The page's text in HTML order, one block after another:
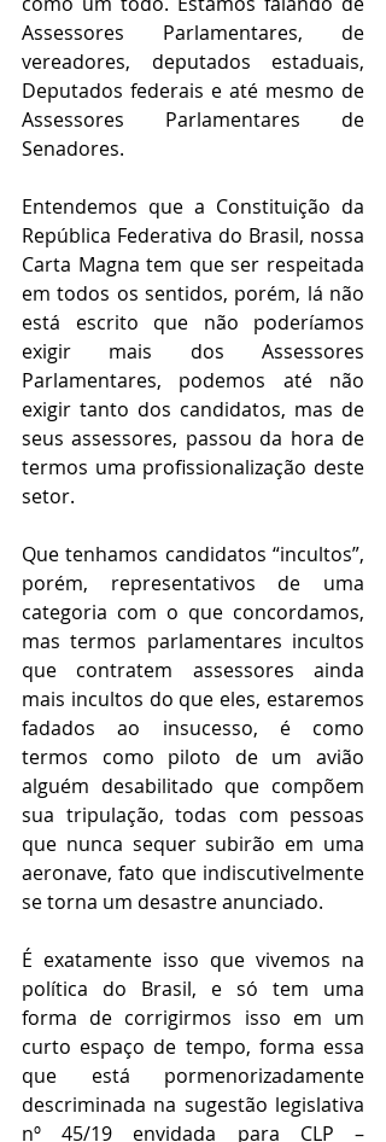
Assessores Parlamentares, de
vereadores, deputados estaduais,
Deputados federais e até mesmo de
Assessores Parlamentares de
Senadores.
Entendemos que a Constituição da
República Federativa do Brasil, nossa
Carta Magna tem que ser respeitada
em todos os sentidos, porém, lá não
está escrito que não poderíamos
exigir mais dos Assessores
Parlamentares, podemos até não
exigir tanto dos candidatos, mas de
seus assessores, passou da hora de
termos uma profissionalização deste
setor.
Que tenhamos candidatos “incultos”,
porém, representativos de uma
categoria com o que concordamos,
mas termos parlamentares incultos
que contratem assessores ainda
mais incultos do que eles, estaremos
fadados ao insucesso, é como
termos como piloto de um avião
alguém desabilitado que compõem
sua tripulação, todas com pessoas
que nunca sequer subirão em uma
aeronave, fato que indiscutivelmente
se torna um desastre anunciado.
É exatamente isso que vivemos na
política do Brasil, e só tem uma
forma de corrigirmos isso em um
curto espaço de tempo, forma essa
que está pormenorizadamente
descriminada na sugestão legislativa
nº 45/19 envidada para CLP –